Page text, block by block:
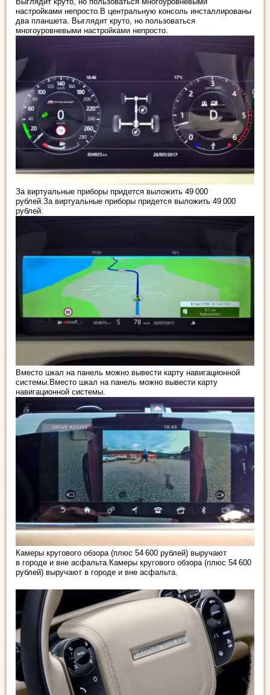
настройками непросто.В центральную консоль инсталлированы
два планшета. Выглядит круто, но пользоваться
многоуровневыми настройками непросто.
За виртуальные приборы придется выложить 49 000
рублей.За виртуальные приборы придется выложить 49 000
рублей.
Вместо шкал на панель можно вывести карту навигационной
системы.Вместо шкал на панель можно вывести карту
навигационной системы.
Камеры кругового обзора (плюс 54 600 рублей) выручают
в городе и вне асфальта.Камеры кругового обзора (плюс 54 600
рублей) выручают в городе и вне асфальта.